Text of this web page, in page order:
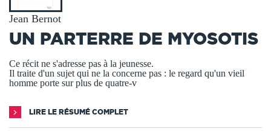
Jean Bernot
UN PARTERRE DE MYOSOTIS
Ce récit ne s'adresse pas à la jeunesse.
Il traite d'un sujet qui ne la concerne pas : le regard qu'un vieil
homme porte sur plus de quatre-v
LIRE LE RÉSUMÉ COMPLET